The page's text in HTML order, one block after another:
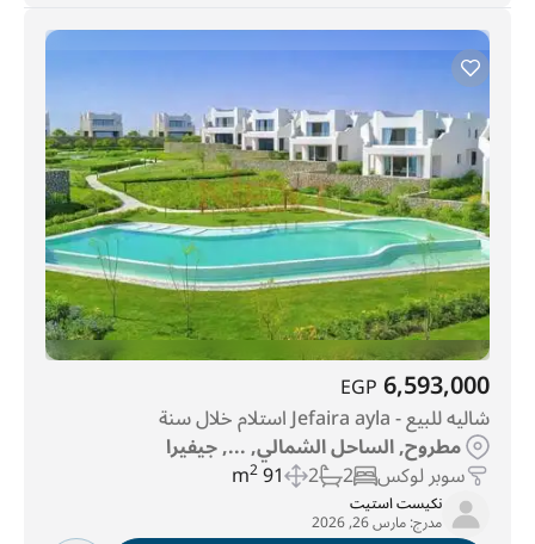
6,593,000
EGP
شاليه للبيع - Jefaira ayla استلام خلال سنة
مطروح, الساحل الشمالي, ..., جيفيرا
سوبر لوكس 2
2
91 m
2
نكيست استيت
مدرج:مارس 26, 2026